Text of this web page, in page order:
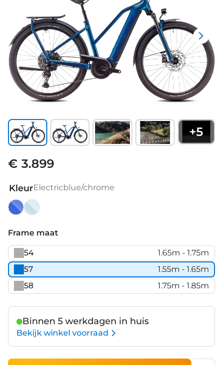
+5
€ 3.899
KleurElectricblue/chrome
Frame maat
54
1.65m - 1.75m
57
1.55m - 1.65m
58
1.75m - 1.85m
Binnen 5 werkdagen in huis
Bekijk winkel voorraad